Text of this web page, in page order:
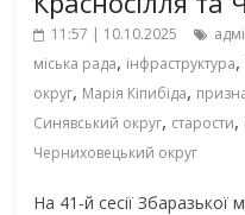
11:57 | 10.10.2025
міська рада, інфраструктура,
округ, Марія Кіпибіда,
Синявський округ, старости,
Черниховецький округ
На 41-й сесії Збаразької